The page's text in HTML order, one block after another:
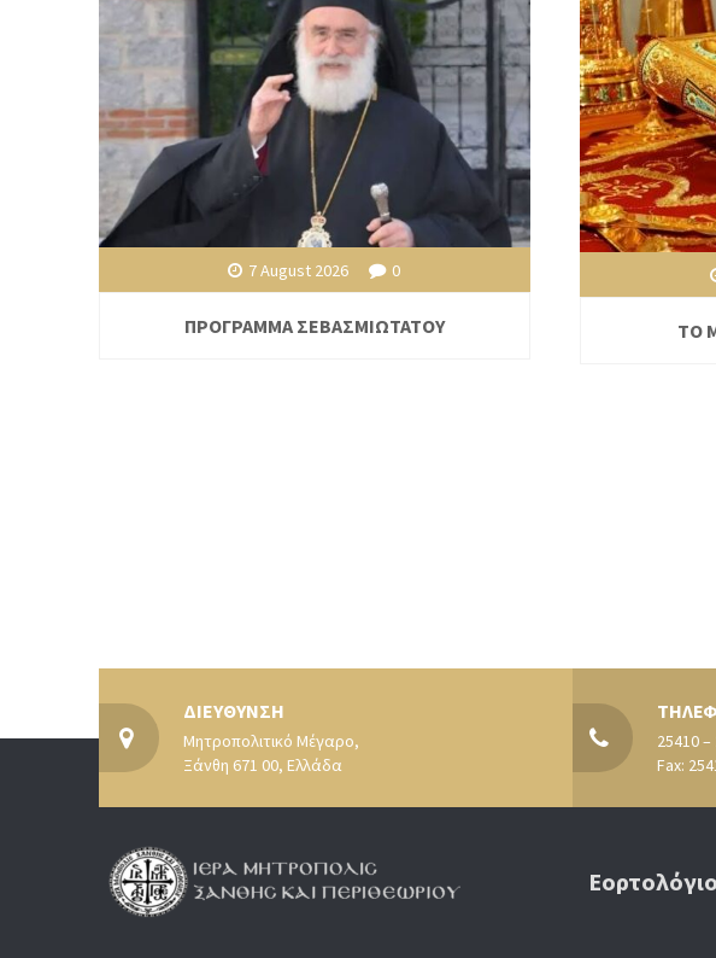
7 August 2026 0
ΠΡΟΓΡΑΜΜΑ ΣΕΒΑΣΜΙΩΤΑΤΟΥ ΤΟ
ΔΙΕΥΘΥΝΣΗ
Μητροπολιτικό Μέγαρο,
Ξάνθη 671 00, Ελλάδα
25410
Fax:
Εορτολόγιο